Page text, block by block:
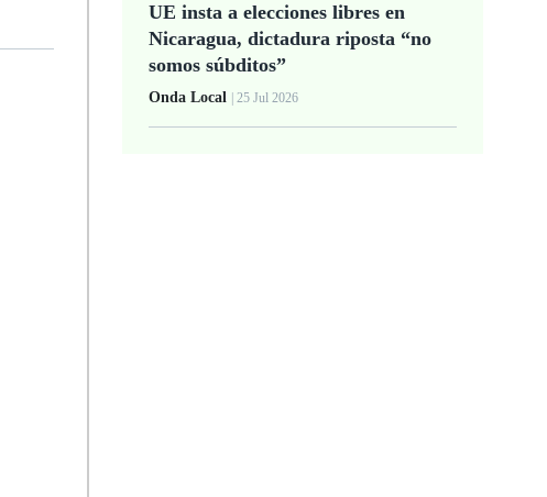
UE insta a elecciones libres en
Nicaragua, dictadura riposta “no
somos súbditos”
Onda Local | 25 Jul 2026